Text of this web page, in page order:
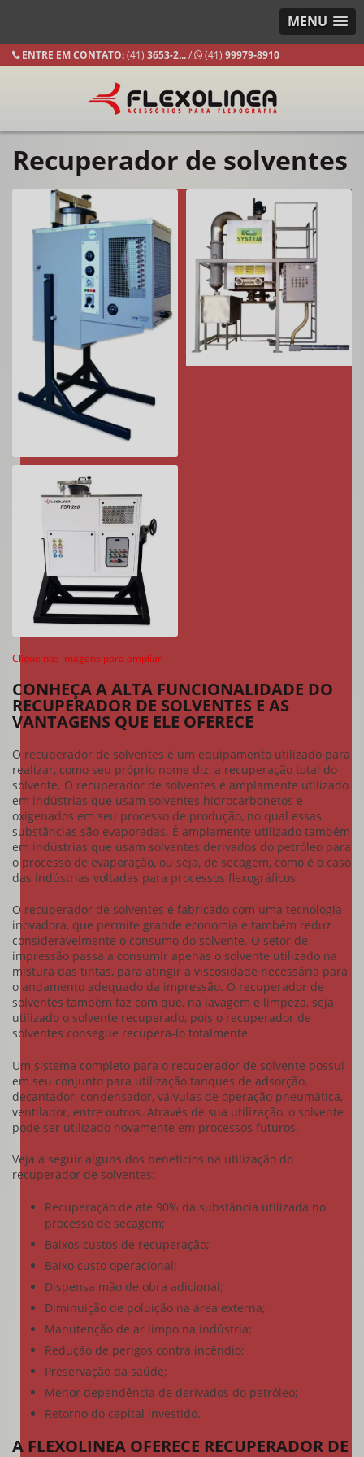
MENU
ENTRE EM CONTATO:(41) 3653-2.../ (41) 99979-8910
Recuperador de solventes
Clique nas imagens para ampliar
CONHEÇA A ALTA FUNCIONALIDADE DO
RECUPERADOR DE SOLVENTES E AS
VANTAGENS QUE ELE OFERECE
O recuperador de solventes é um equipamento utilizado para
realizar, como seu próprio nome diz, a recuperação total do
solvente. O recuperador de solventes é amplamente utilizado
em indústrias que usam solventes hidrocarbonetos e
oxigenados em seu processo de produção, no qual essas
substâncias são evaporadas. É amplamente utilizado também
em indústrias que usam solventes derivados do petróleo para
o processo de evaporação, ou seja, de secagem, como é o caso
das indústrias voltadas para processos flexográficos.
O recuperador de solventes é fabricado com uma tecnologia
inovadora, que permite grande economia e também reduz
consideravelmente o consumo do solvente. O setor de
impressão passa a consumir apenas o solvente utilizado na
mistura das tintas, para atingir a viscosidade necessária para
o andamento adequado da impressão. O recuperador de
solventes também faz com que, na lavagem e limpeza, seja
utilizado o solvente recuperado, pois o recuperador de
solventes consegue recuperá-lo totalmente.
Um sistema completo para o recuperador de solvente possui
em seu conjunto para utilização tanques de adsorção,
decantador, condensador, válvulas de operação pneumática,
ventilador, entre outros. Através de sua utilização, o solvente
pode ser utilizado novamente em processos futuros.
Veja a seguir alguns dos benefícios na utilização do
recuperador de solventes:
Recuperação de até 90% da substância utilizada no
processo de secagem;
Baixos custos de recuperação;
Baixo custo operacional;
Dispensa mão de obra adicional;
Diminuição de poluição na área externa;
Manutenção de ar limpo na indústria;
Redução de perigos contra incêndio;
Preservação da saúde;
Menor dependência de derivados do petróleo;
Retorno do capital investido.
A FLEXOLINEA OFERECE RECUPERADOR DE